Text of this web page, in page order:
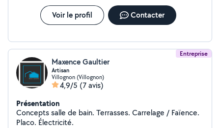
Voir le profil Contacter
Entreprise
Maxence Gaultier
Artisan
Villognon (Villognon)
4,9/5 (7 avis)
Présentation
Concepts salle de bain. Terrasses. Carrelage / Faïence.
Placo. Électricité.